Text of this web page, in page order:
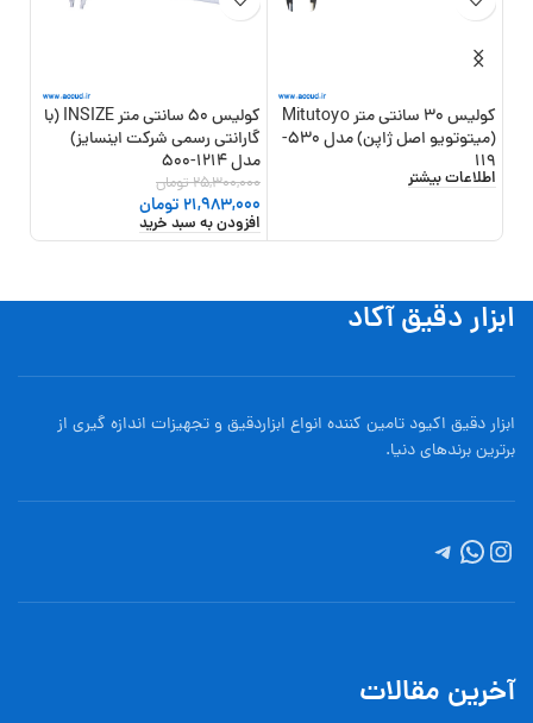
کولیس 30 سانتی متر Mitutoyo
(میتوتویو اصل ژاپن) مدل 530-
119
اطلاعات بیشتر
کولیس 50 سانتی متر INSIZE (با
گارانتی رسمی شرکت اینسایز)
مدل 1214-500
25,300,000تومان
21,983,000تومان
افزودن به سبد خرید
ابزار دقیق آکاد
ابزار دقیق اکیود تامین کننده انواع ابزاردقيق و تجهيزات اندازه گیری از
برترین برندهای دنیا.
آخرین مقالات